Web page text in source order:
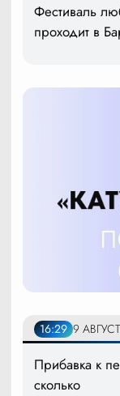
Фестиваль
проходит в
16:29 9
Прибавка к
сколько